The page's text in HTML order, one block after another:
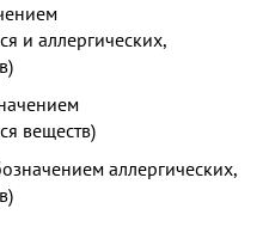
и аллергических,
веществ)
аллергических,